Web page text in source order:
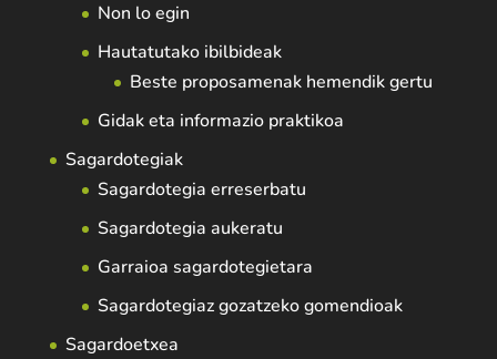
Non lo egin
Hautatutako ibilbideak
Beste proposamenak hemendik gertu
Gidak eta informazio praktikoa
Sagardotegiak
Sagardotegia erreserbatu
Sagardotegia aukeratu
Garraioa sagardotegietara
Sagardotegiaz gozatzeko gomendioak
Sagardoetxea